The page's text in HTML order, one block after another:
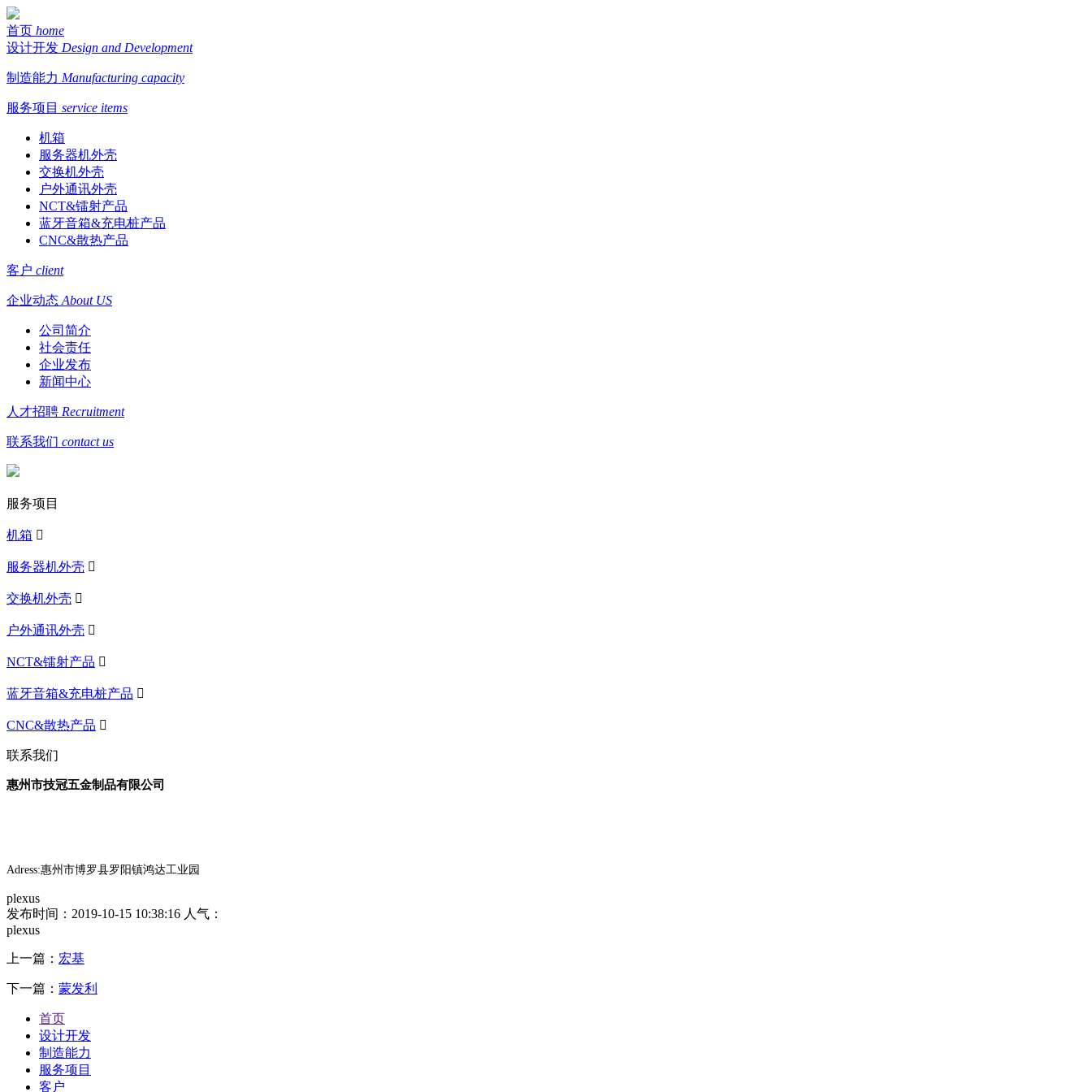
首页 home
设计开发 Design and Development
制造能力 Manufacturing capacity
服务项目 service items
机箱
服务器机外壳
交换机外壳
户外通讯外壳
NCT&镭射产品
蓝牙音箱&充电桩产品
CNC&散热产品
客户 client
企业动态 About US
公司简介
社会责任
企业发布
新闻中心
人才招聘 Recruitment
联系我们 contact us
服务项目
机箱 
服务器机外壳 
交换机外壳 
户外通讯外壳 
NCT&镭射产品 
蓝牙音箱&充电桩产品 
CNC&散热产品 
联系我们
惠州市技冠五金制品有限公司
Adress:惠州市博罗县罗阳镇鸿达工业园
plexus
发布时间：2019-10-15 10:38:16 人气：
plexus
上一篇： 宏基
下一篇： 蒙发利
首页
设计开发
制造能力
服务项目
客户